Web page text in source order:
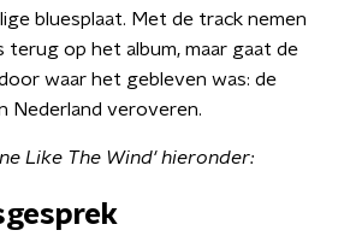
bluesplaat. Met de track nemen
terug op het album, maar gaat de
waar het gebleven was: de
Nederland veroveren.
Like The Wind' hieronder: